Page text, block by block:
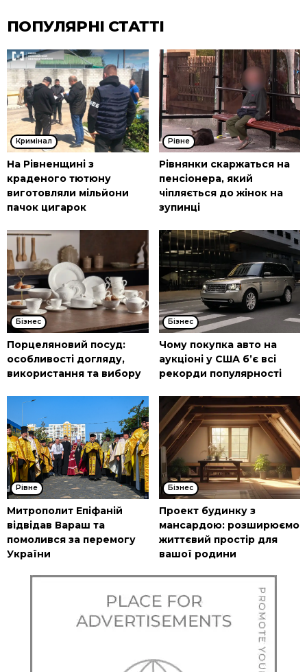
ПОПУЛЯРНІ СТАТТІ
Кримінал
На Рівненщині з
краденого тютюну
виготовляли мільйони
пачок цигарок
Рівне
Рівнянки скаржаться на
пенсіонера, який
чіпляється до жінок на
зупинці
Бізнес
Порцеляновий посуд:
особливості догляду,
використання та вибору
Бізнес
Чому покупка авто на
аукціоні у США б’є всі
рекорди популярності
Рівне
Митрополит Епіфаній
відвідав Вараш та
помолився за перемогу
України
Бізнес
Проект будинку з
мансардою: розширюємо
життєвий простір для
вашої родини